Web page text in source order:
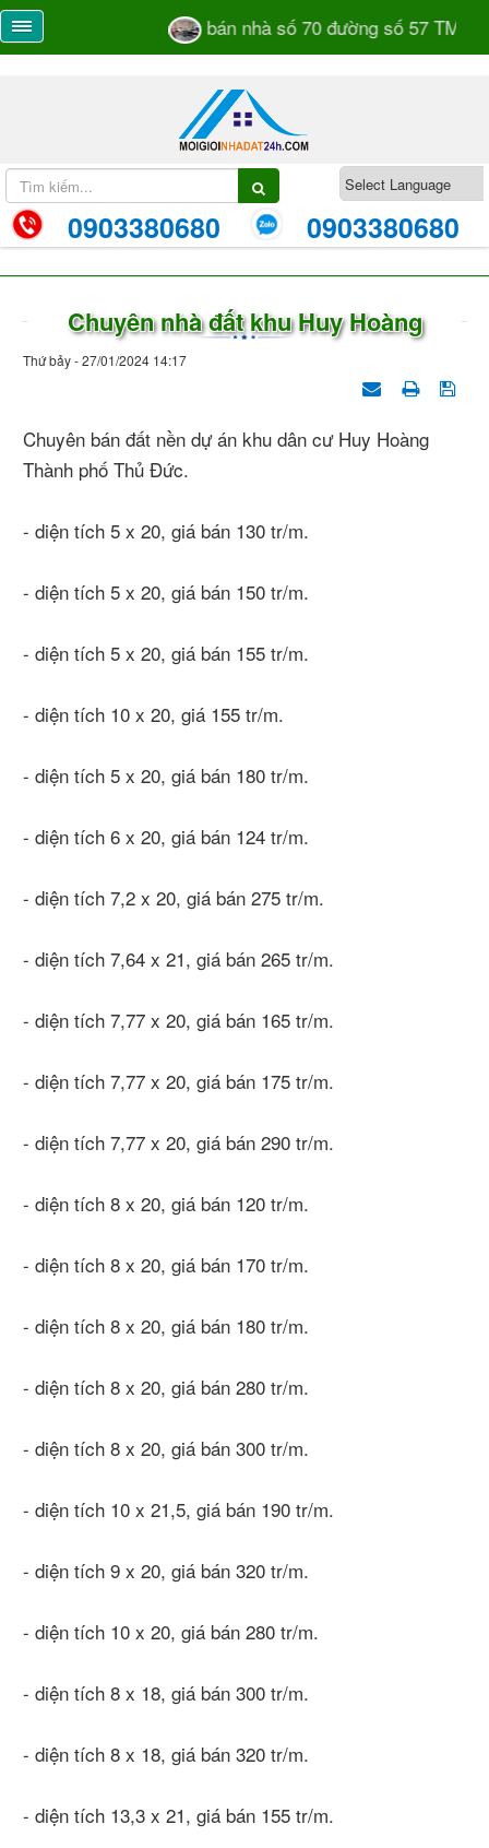
bán nhà số 70 đường số 57 TML
0903380680 0903380680
Chuyên nhà đất khu Huy Hoàng
Thứ bảy - 27/01/2024 14:17
Chuyên bán đất nền dự án khu dân cư Huy Hoàng
Thành phố Thủ Đức.
- diện tích 5 x 20, giá bán 130 tr/m.
- diện tích 5 x 20, giá bán 150 tr/m.
- diện tích 5 x 20, giá bán 155 tr/m.
- diện tích 10 x 20, giá 155 tr/m.
- diện tích 5 x 20, giá bán 180 tr/m.
- diện tích 6 x 20, giá bán 124 tr/m.
- diện tích 7,2 x 20, giá bán 275 tr/m.
- diện tích 7,64 x 21, giá bán 265 tr/m.
- diện tích 7,77 x 20, giá bán 165 tr/m.
- diện tích 7,77 x 20, giá bán 175 tr/m.
- diện tích 7,77 x 20, giá bán 290 tr/m.
- diện tích 8 x 20, giá bán 120 tr/m.
- diện tích 8 x 20, giá bán 170 tr/m.
- diện tích 8 x 20, giá bán 180 tr/m.
- diện tích 8 x 20, giá bán 280 tr/m.
- diện tích 8 x 20, giá bán 300 tr/m.
- diện tích 10 x 21,5, giá bán 190 tr/m.
- diện tích 9 x 20, giá bán 320 tr/m.
- diện tích 10 x 20, giá bán 280 tr/m.
- diện tích 8 x 18, giá bán 300 tr/m.
- diện tích 8 x 18, giá bán 320 tr/m.
- diện tích 13,3 x 21, giá bán 155 tr/m.